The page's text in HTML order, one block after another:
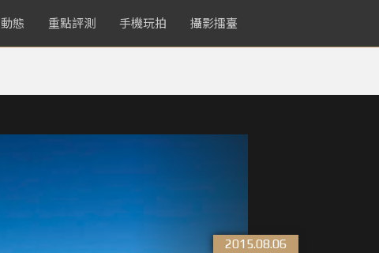
態 重點評測 手機玩拍 攝影擂臺
2015.08.06